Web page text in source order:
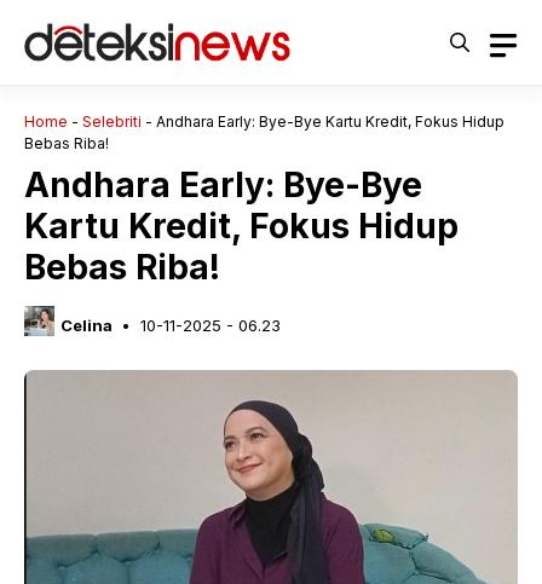
Home - Selebriti - Andhara Early: Bye-Bye Kartu Kredit, Fokus Hidup
Bebas Riba!
Andhara Early: Bye-Bye
Kartu Kredit, Fokus Hidup
Bebas Riba!
Celina 10-11-2025 - 06.23